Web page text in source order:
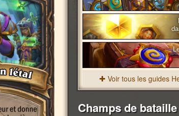
Voir tous les guides
Champs de bataille